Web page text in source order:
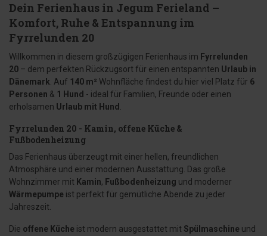
Dein Ferienhaus in Jegum Ferieland –
Komfort, Ruhe & Entspannung im
Fyrrelunden 20
Willkommen in diesem großzügigen Ferienhaus im Fyrrelunden
20 – dem perfekten Rückzugsort für einen entspannten Urlaub in
Dänemark . Auf 140 m² Wohnfläche findest du hier viel Platz für 6
Personen & 1 Hund - ideal für Familien, Freunde oder einen
erholsamen Urlaub mit Hund
Fyrrelunden 20 - Kamin, offene Küche &
Fußbodenheizung
Das Ferienhaus überzeugt mit einer hellen, freundlichen
Atmosphäre und einer modernen Ausstattung. Das große
Wohnzimmer mit Kamin, Fußbodenheizung und moderner
Wärmepumpe ist perfekt für gemütliche Abende zu jeder
Jahreszeit.
Die offene Küche ist modern ausgestattet mit Spülmaschine und